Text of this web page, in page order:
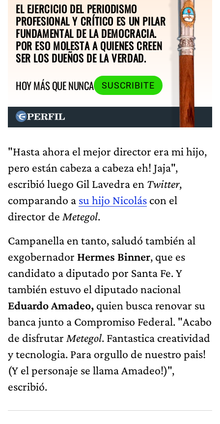
EL EJERCICIO DEL PERIODISMO
PROFESIONAL Y CRÍTICO ES UN PILAR
FUNDAMENTAL DE LA DEMOCRACIA.
POR ESO MOLESTA A QUIENES CREEN
SER LOS DUEÑOS DE LA VERDAD.
HOY MÁS QUE NUNCA
SUSCRIBITE
"Hasta ahora el mejor director era mi hijo,
pero están cabeza a cabeza eh! Jaja",
escribió luego Gil Lavedra en Twitter,
comparando a su hijo Nicolás con el
director de Metegol.
Campanella en tanto, saludó también al
exgobernador Hermes Binner, que es
candidato a diputado por Santa Fe. Y
también estuvo el diputado nacional
Eduardo Amadeo, quien busca renovar su
banca junto a Compromiso Federal. "Acabo
de disfrutar Metegol. Fantastica creatividad
y tecnologia. Para orgullo de nuestro pais!
(Y el personaje se llama Amadeo!)",
escribió.